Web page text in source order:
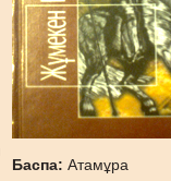
Баспа:Атамұра